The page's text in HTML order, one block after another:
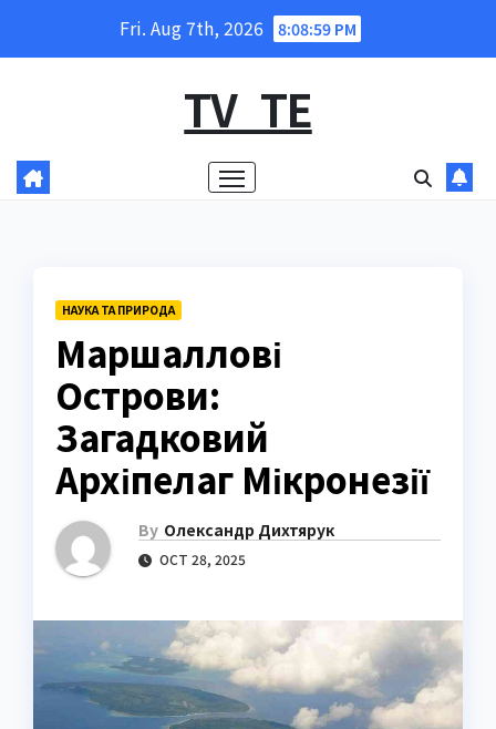
Fri. Aug 7th, 2026 8:09:00 PM
TV_TE
НАУКА ТА ПРИРОДА
Маршаллові
Острови:
Загадковий
Архіпелаг Мікронезії
By Олександр Дихтярук
OCT 28, 2025